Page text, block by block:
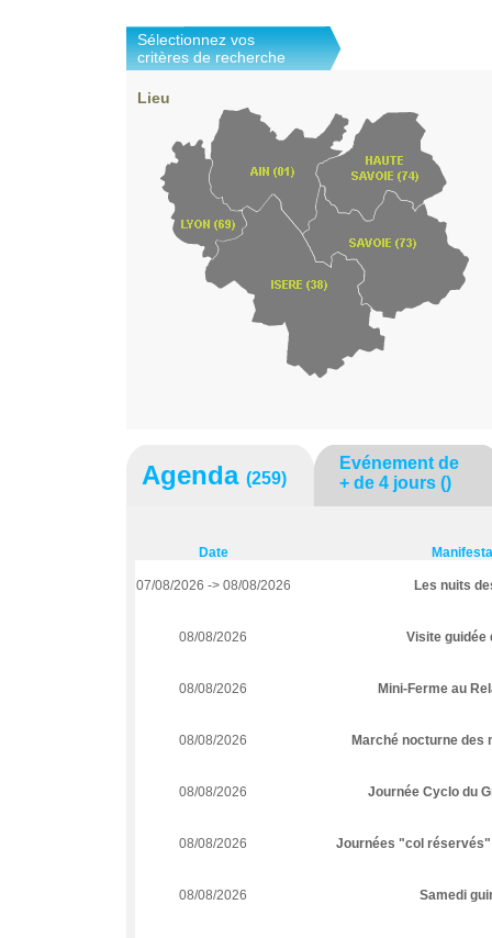
Sélectionnez vos
critères de recherche
Lieu
Agenda (259)
Evénement de
+ de 4 jours ()
Date
07/08/2026 -> 08/08/2026 Les nuits
08/08/2026 Visite guidée
08/08/2026 Mini-Ferme au
08/08/2026 Marché nocturne des
08/08/2026 Journée Cyclo du
08/08/2026 Journées "col réservés"
08/08/2026 Samedi